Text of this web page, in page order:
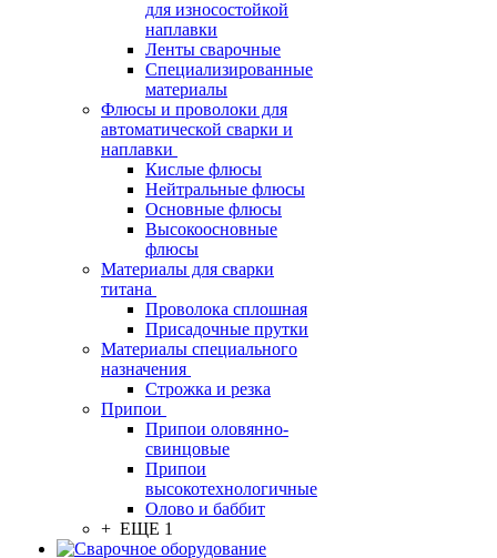
для износостойкой
наплавки
Ленты сварочные
Специализированные
материалы
Флюсы и проволоки для
автоматической сварки и
наплавки
Кислые флюсы
Нейтральные флюсы
Основные флюсы
Высокоосновные
флюсы
Материалы для сварки
титана
Проволока сплошная
Присадочные прутки
Материалы специального
назначения
Строжка и резка
Припои
Припои оловянно-
свинцовые
Припои
высокотехнологичные
Олово и баббит
+ ЕЩЕ 1